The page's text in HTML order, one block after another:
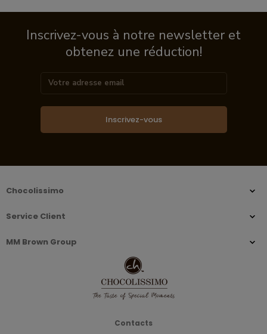
Inscrivez-vous à notre newsletter et
obtenez une réduction!
Inscrivez-vous
Chocolissimo
Service Client
MM Brown Group
Contacts